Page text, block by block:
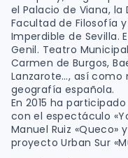
el Palacio de Viana,
Facultad de Filosofía
Imperdible de Sevilla.
Genil. Teatro
Carmen de Burgos,
Lanzarote…, así
geografía española.
En 2015 ha
con el espectáculo
Manuel Ruiz «Queco»
proyecto Urban Sur